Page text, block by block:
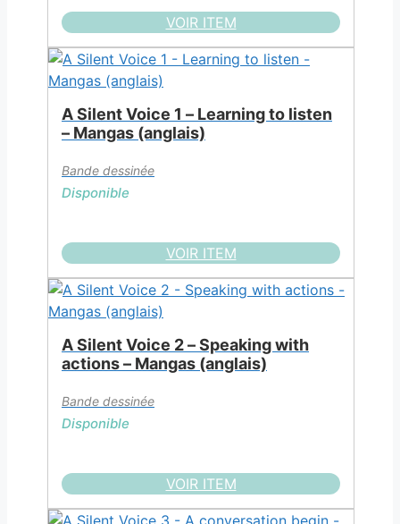
VOIR ITEM
A Silent Voice 1 – Learning to listen
– Mangas (anglais)
Bande dessinée
Disponible
VOIR ITEM
A Silent Voice 2 – Speaking with
actions – Mangas (anglais)
Bande dessinée
Disponible
VOIR ITEM